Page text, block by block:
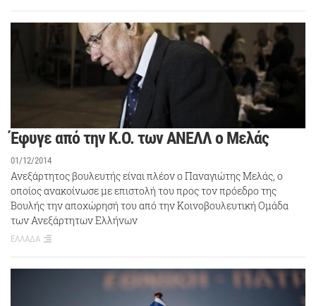
Έφυγε από την Κ.Ο. των ΑΝΕΛΛ ο Μελάς
01/12/2014
Ανεξάρτητος βουλευτής είναι πλέον ο Παναγιώτης Μελάς, ο
οποίος ανακοίνωσε με επιστολή του προς τον πρόεδρο της
Βουλής την αποχώρησή του από την Κοινοβουλευτική Ομάδα
των Ανεξάρτητων Ελλήνων
ΕΛΛΑΔΑ